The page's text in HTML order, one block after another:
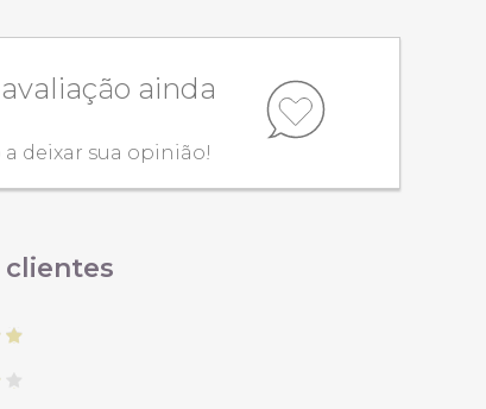
ainda
deixar sua opinião!
clientes